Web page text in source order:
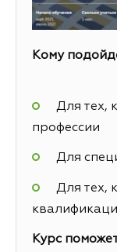
Кому
Для тех,
профессии
Для
Для тех,
Курс